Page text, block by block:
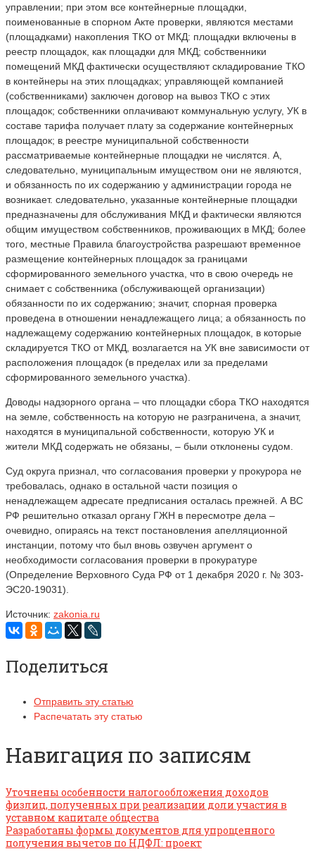
управлении; при этом все контейнерные площадки,
поименованные в спорном Акте проверки, являются местами
(площадками) накопления ТКО от МКД: площадки включены в
реестр площадок, как площадки для МКД; собственники
помещений МКД фактически осуществляют складирование ТКО
в контейнеры на этих площадках; управляющей компанией
(собственниками) заключен договор на вывоз ТКО с этих
площадок; собственники оплачивают коммунальную услугу, УК в
составе тарифа получает плату за содержание контейнерных
площадок; в реестре муниципальной собственности
рассматриваемые контейнерные площадки не числятся. А,
следовательно, муниципальным имуществом они не являются,
и обязанность по их содержанию у администрации города не
возникает. следовательно, указанные контейнерные площадки
предназначены для обслуживания МКД и фактически являются
общим имуществом собственников, проживающих в МКД; более
того, местные Правила благоустройства разрешают временное
размещение контейнерных площадок за границами
сформированного земельного участка, что в свою очередь не
снимает с собственника (обслуживающей организации)
обязанности по их содержанию; значит, спорная проверка
проведена в отношении ненадлежащего лица; а обязанность по
надлежащему содержанию контейнерных площадок, в которые
складируется ТКО от МКД, возлагается на УК вне зависимости от
расположения площадок (в пределах или за пределами
сформированного земельного участка).
Доводы надзорного органа – что площадки сбора ТКО находятся
на земле, собственность на которую не разграничена, а значит,
находятся в муниципальной собственности, которую УК и
жители МКД содержать не обязаны, – были отклонены судом.
Суд округа признал, что согласования проверки у прокурора не
требовалась, однако в остальной части позиция о
ненадлежащем адресате предписания осталась прежней. А ВС
РФ решительно отказал органу ГЖН в пересмотре дела –
очевидно, опираясь на текст постановления апелляционной
инстанции, потому что был вновь озвучен аргумент о
необходимости согласования проверки в прокуратуре
(Определение Верховного Суда РФ от 1 декабря 2020 г. № 303-
ЭС20-19031).
Источник: zakonia.ru
Поделиться
Отправить эту статью
Распечатать эту статью
Навигация по записям
Уточнены особенности налогообложения доходов
физлиц, полученных при реализации доли участия в
уставном капитале общества
Разработаны формы документов для упрощенного
получения вычетов по НДФЛ: проект